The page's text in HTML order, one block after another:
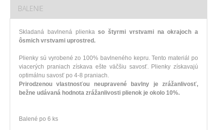
BALENIE
Skladaná bavlnená plienka so štyrmi vrstvami na okrajoch a
ôsmich vrstvami uprostred .
Plienky sú vyrobené zo 100% bavlneného kepru. Tento materiál po
viacerých praniach získava ešte väčšiu savosť. Plienky získavajú
optimálnu savosť po 4-8 praniach.
Prirodzenou
vlastnosťou neupravené bavlny je zrážanlivosť,
bežne udávaná hodnota zrážanlivosti plienok je okolo 10%.
Balené po 6 ks